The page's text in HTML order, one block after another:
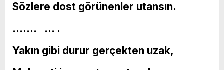
Sözlere dost görünenler utansın.
……. … .
Yakın gibi durur gerçekten uzak,